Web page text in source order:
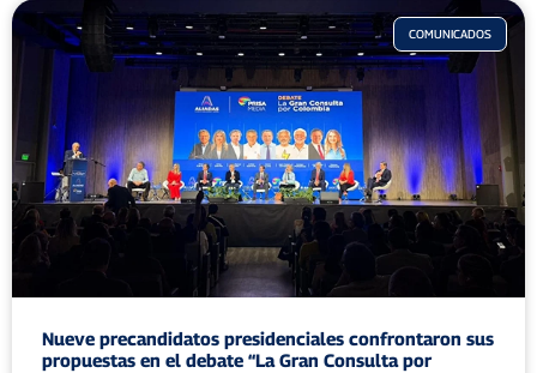
COMUNICADOS
Nueve precandidatos presidenciales confrontaron sus
propuestas en el debate “La Gran Consulta por